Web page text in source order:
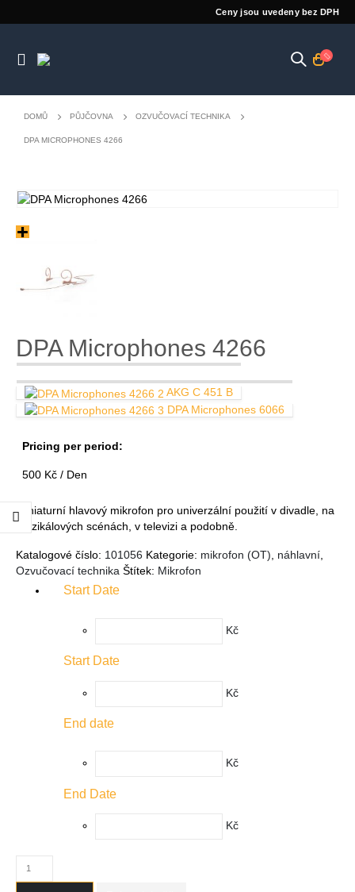
Ceny jsou uvedeny bez DPH
DOMŮ PŮJČOVNA OZVUČOVACÍ TECHNIKA
DPA MICROPHONES 4266
DPA Microphones 4266
AKG C 451 B
DPA Microphones 6066
Pricing per period:
500 Kč / Den
Miniaturní hlavový mikrofon pro univerzální použití v divadle, na
muzikálových scénách, v televizi a podobně.
Katalogové číslo: 101056 Kategorie: mikrofon (OT), náhlavní,
Ozvučovací technika Štítek: Mikrofon
Start Date
Kč
Start Date
Kč
End date
Kč
End Date
Kč